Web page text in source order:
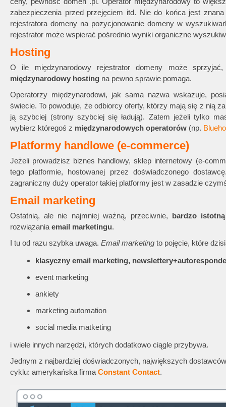
zabezpieczenia przed przejęciem itd. Nie do końca jest
rejestratora domeny na pozycjonowanie domeny w
rejestrator może wspierać pośrednio wyniki organiczne
Hosting
O ile międzynarodowy rejestrator domeny może
międzynarodowy hosting na pewno sprawie pomaga.
Operatorzy międzynarodowi, jak sama nazwa wskazuje,
świecie. To powoduje, że odbiorcy oferty, którzy mają się z nią
ją szybciej (strony szybciej się ładują). Zatem jeżeli tylko
wybierz któregoś z międzynarodowych operatorów (np.
Platformy handlowe (e-commerce)
Jeżeli prowadzisz biznes handlowy, sklep internetowy (e-
tego platformie, hostowanej przez doświadczonego
zagraniczny duży operator takiej platformy jest w zasadzie
Email marketing
Ostatnią, ale nie najmniej ważną, przeciwnie, bardzo istotną
rozwiązania email marketingu.
I tu od razu szybka uwaga. Email marketing to pojęcie, które
klasyczny email marketing,
event marketing
ankiety
marketing automation
social media matketing
i wiele innych narzędzi, których dodatkowo ciągle przybywa.
Jednym z najbardziej doświadczonych, największych
cyklu: amerykańska firma Constant Contact.